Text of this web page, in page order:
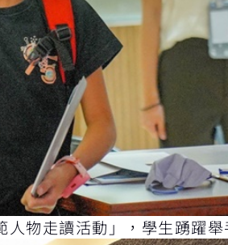
物走讀活動」，學生踴躍